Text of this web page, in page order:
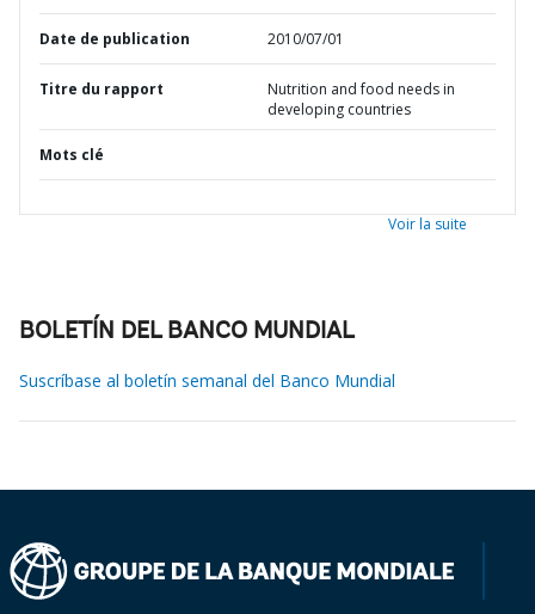
Date de publication 2010/07/01
Titre du rapport
Nutrition and food needs in
developing countries
Mots clé
Voir la suite
BOLETÍN DEL BANCO MUNDIAL
Suscríbase al boletín semanal del Banco Mundial